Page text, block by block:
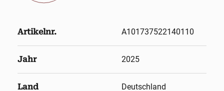
Artikelnr. A101737522140110
Jahr 2025
Land Deutschland